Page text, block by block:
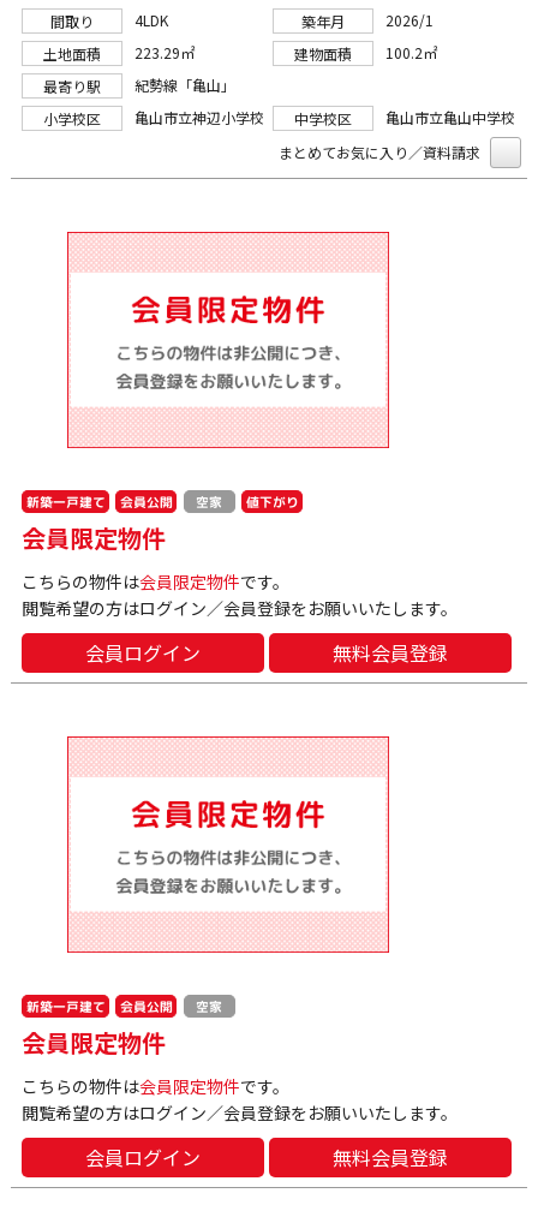
間取り 4LDK 築年月
2026/1
土地面積
223.29㎡ 建物面積
100.2㎡
最寄り駅
紀勢線「亀山」
小学校区
亀山市立神辺小学校 中学校区
亀山市立亀山中学校
まとめてお気に入り／資料請求
新築一戸建て 会員公開 空家 値下がり
会員限定物件
こちらの物件は会員限定物件です。
閲覧希望の方はログイン／会員登録をお願いいたします。
会員ログイン 無料会員登録
新築一戸建て 会員公開 空家
会員限定物件
こちらの物件は会員限定物件です。
閲覧希望の方はログイン／会員登録をお願いいたします。
会員ログイン 無料会員登録